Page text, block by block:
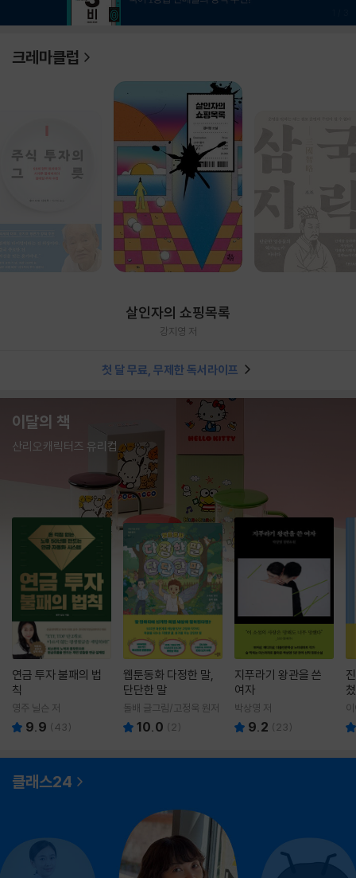
크레마클럽
살인자의 쇼핑목록
강지영 저
첫 달 무료, 무제한 독서라이프
이달의 책
산리오캐릭터즈 유리컵
연금 투자 불패의 법
칙
영주 닐슨 저
9.9 (43)
웹툰동화 다정한 말,
단단한 말
돌배 글그림/고정욱 원저
10.0 ( 2)
지푸라기 왕관을 쓴
여자
박상영 저
9.2 ( 23)
클래스24